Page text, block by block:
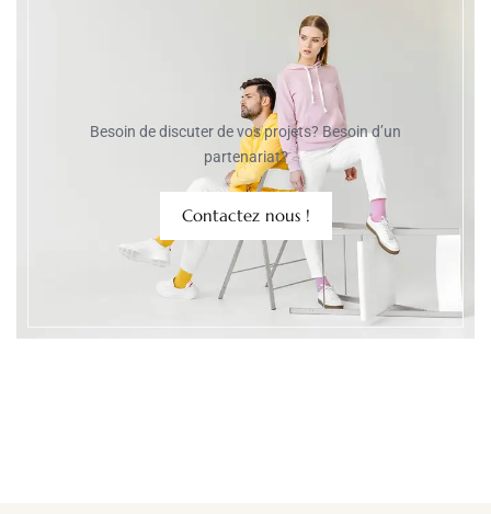
Besoin de discuter de vos projets? Besoin d’un
partenariat?
Contactez nous !